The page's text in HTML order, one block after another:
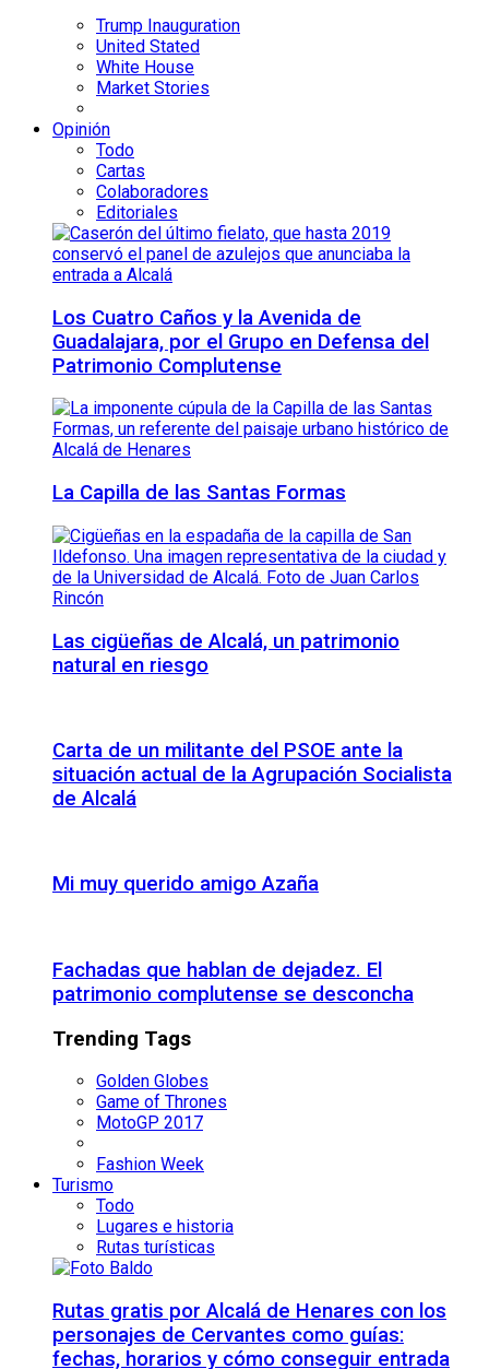
Trump Inauguration
United Stated
White House
Market Stories
Opinión
Todo
Cartas
Colaboradores
Editoriales
Los Cuatro Caños y la Avenida de
Guadalajara, por el Grupo en Defensa del
Patrimonio Complutense
La Capilla de las Santas Formas
Las cigüeñas de Alcalá, un patrimonio
natural en riesgo
Carta de un militante del PSOE ante la
situación actual de la Agrupación Socialista
de Alcalá
Mi muy querido amigo Azaña
Fachadas que hablan de dejadez. El
patrimonio complutense se desconcha
Trending Tags
Golden Globes
Game of Thrones
MotoGP 2017
Fashion Week
Turismo
Todo
Lugares e historia
Rutas turísticas
Rutas gratis por Alcalá de Henares con los
personajes de Cervantes como guías:
fechas, horarios y cómo conseguir entrada